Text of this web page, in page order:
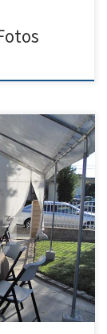
llámenos para
nuestro
– Tel: 818
x 90ft Carpa